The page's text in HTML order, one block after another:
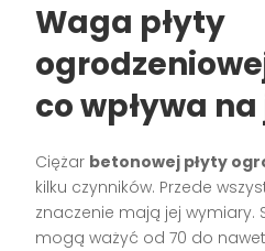
Waga płyty
co wpływa
Ciężar betonowej płyty
kilku czynników. Przede
znaczenie mają jej wymiary.
mogą ważyć od 70 do nawet